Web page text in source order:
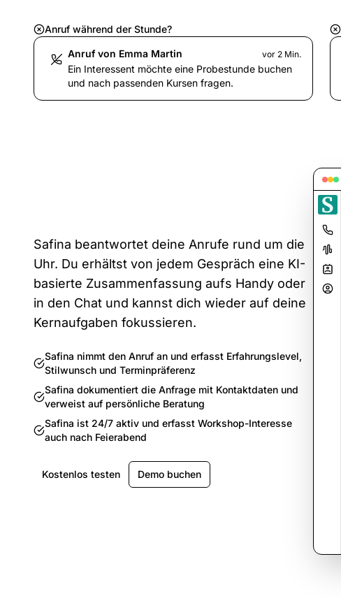
Anruf während der Stunde?
Anruf von Emma Martin vor 2 Min.
Ein Interessent möchte eine Probestunde buchen
und nach passenden Kursen fragen.
Safina beantwortet deine Anrufe rund um die
Uhr. Du erhältst von jedem Gespräch eine KI-
basierte Zusammenfassung aufs Handy oder
in den Chat und kannst dich wieder auf deine
Kernaufgaben fokussieren.
Safina nimmt den Anruf an und erfasst Erfahrungslevel,
Stilwunsch und Terminpräferenz
Safina dokumentiert die Anfrage mit Kontaktdaten und
verweist auf persönliche Beratung
Safina ist 24/7 aktiv und erfasst Workshop-Interesse
auch nach Feierabend
Kostenlos testen Demo buchen